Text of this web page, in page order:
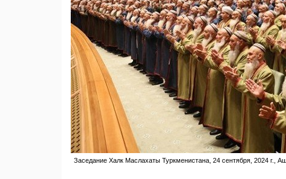
Заседание Халк Маслахаты Туркменистана, 24 сентября, 2024 г.,